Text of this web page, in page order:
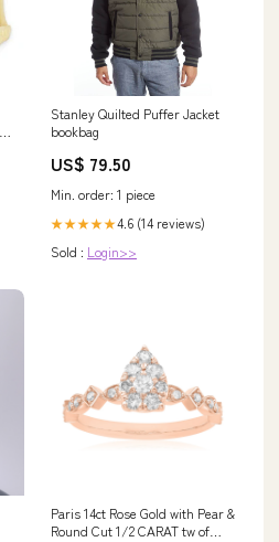
Stanley Quilted Puffer Jacket
bookbag
US$ 79.50
Min. order: 1 piece
★★★★★4.6 (14 reviews)
Sold : Login>>
Paris 14ct Rose Gold with Pear &
Round Cut 1/2 CARAT tw of